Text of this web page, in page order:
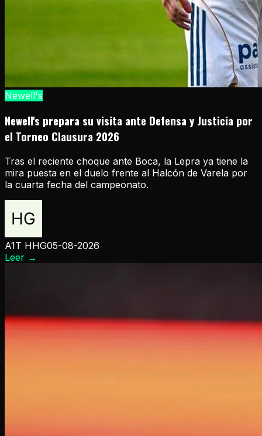
Newell's
Newell's prepara su visita ante Defensa y Justicia por
el Torneo Clausura 2026
Tras el reciente choque ante Boca, la Lepra ya tiene la
mira puesta en el duelo frente al Halcón de Varela por
la cuarta fecha del campeonato.
A1T HHG05-08-2026
Leer →